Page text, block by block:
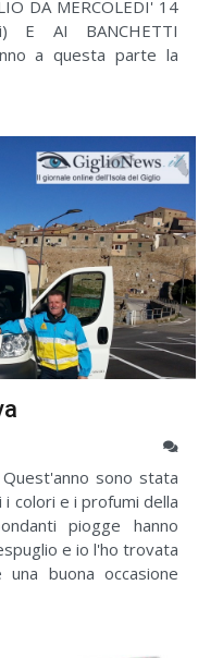
DA MERCOLEDI' 14
E AI BANCHETTI
a questa parte la
Quest'anno sono stata
colori e i profumi della
piogge hanno
e io l'ho trovata
buona occasione